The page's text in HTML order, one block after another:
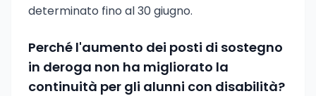
determinato fino al 30 giugno.
Perché l'aumento dei posti di sostegno
in deroga non ha migliorato la
continuità per gli alunni con disabilità?